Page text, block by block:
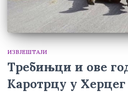
ИЗВЈЕШТАЈИ
Требињци и ове
Каротрцу у